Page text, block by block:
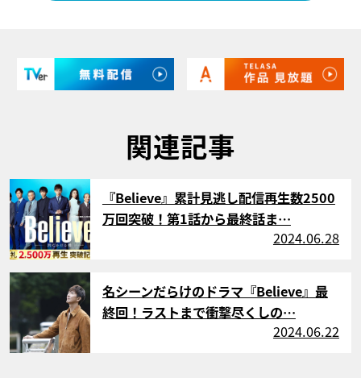
関連記事
サムネイル
『Believe』累計見逃し配信再生数2500
万回突破！第1話から最終話ま…
2024.06.28
サムネイル
名シーンだらけのドラマ『Believe』最
終回！ラストまで衝撃尽くしの…
2024.06.22